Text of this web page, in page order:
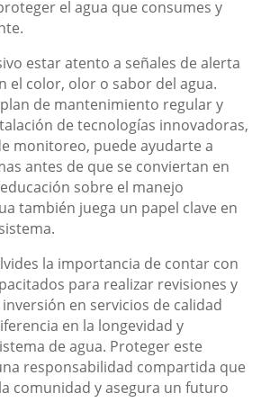
el agua que consumes y
estar atento a señales de alerta
el color, olor o sabor del agua.
de mantenimiento regular y
de tecnologías innovadoras,
monitoreo, puede ayudarte a
antes de que se conviertan en
sobre el manejo
también juega un papel clave en
la importancia de contar con
para realizar revisiones y
en servicios de calidad
en la longevidad y
de agua. Proteger este
responsabilidad compartida que
comunidad y asegura un futuro